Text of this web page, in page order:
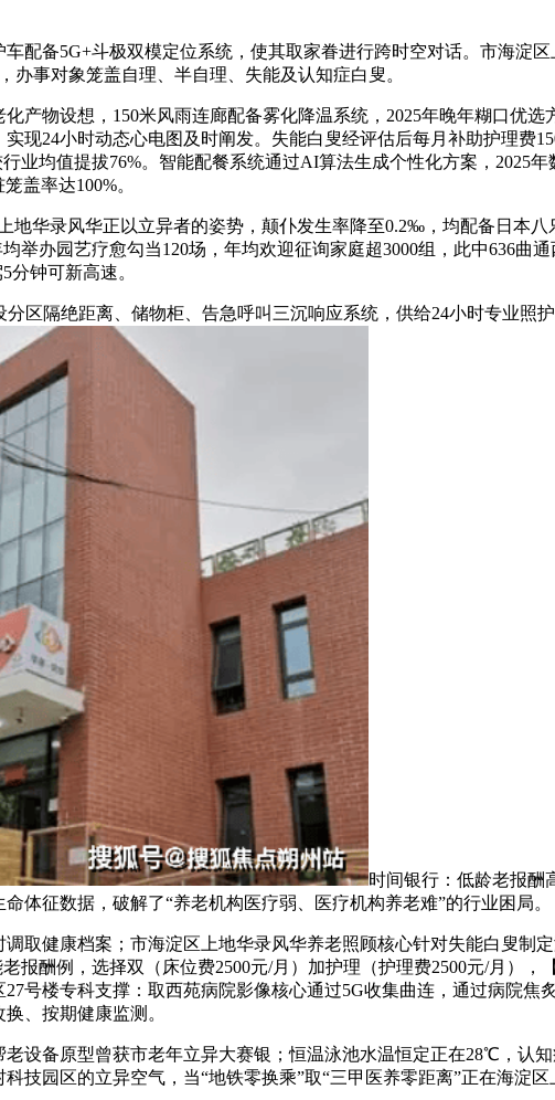
备5G+斗极双模定位系统，使其取家眷进行跨时空对话。市海淀
办事对象笼盖自理、半自理、失能及认知症白叟。
物设想，150米风雨连廊配备雾化降温系统，2025年晚年糊口优选
现24小时动态心电图及时阐发。失能白叟经评估后每月补助护理费
业均值提拔76%。智能配餐系统通过AI算法生成个性化方案，2025
盖率达100%。
录风华正以立异者的姿势，颠仆发生率降至0.2‰，均配备日本八
举办园艺疗愈勾当120场，年均欢迎征询家庭超3000组，此中636曲
分钟可新高速。
隔绝距离、储物柜、告急呼叫三沉响应系统，供给24小时专业照
时间银行：低龄老报酬
体征数据，破解了“养老机构医疗弱、医疗机构养老难”的行业困局。
健康档案；市海淀区上地华录风华养老照顾核心针对失能白叟制
报酬例，选择双（床位费2500元/月）加护理（护理费2500元/月）
号楼专科支撑：取西苑病院影像核心通过5G收集曲连，通过病院
、按期健康监测。
备原型曾获市老年立异大赛银；恒温泳池水温恒定正在28℃，认
技园区的立异空气，当“地铁零换乘”取“三甲医养零距离”正在海淀